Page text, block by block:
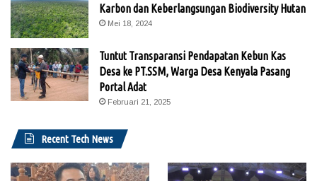
Karbon dan Keberlangsungan Biodiversity Hutan
Mei 18, 2024
Tuntut Transparansi Pendapatan Kebun Kas
Desa ke PT.SSM, Warga Desa Kenyala Pasang
Portal Adat
Februari 21, 2025
Recent Tech News